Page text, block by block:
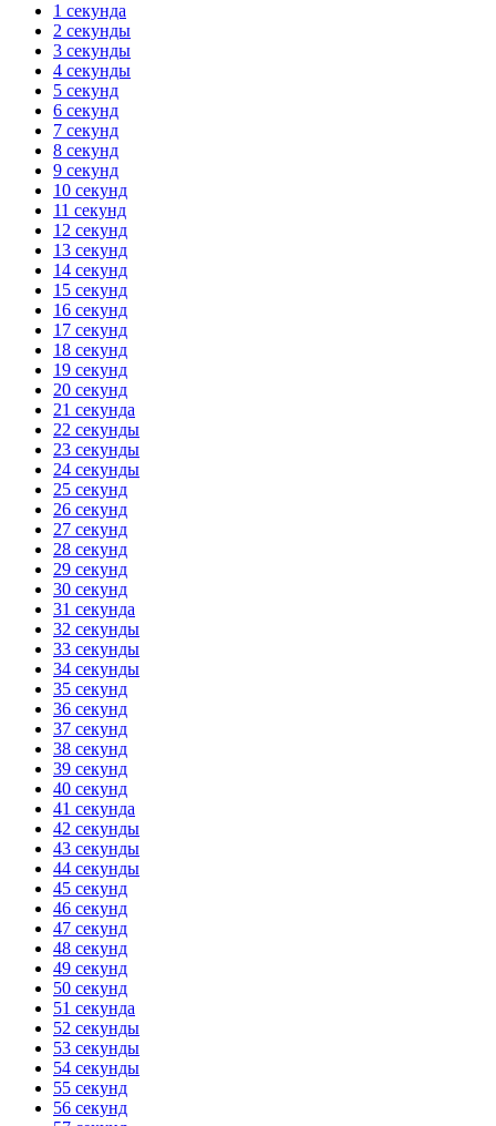
1 секунда
2 секунды
3 секунды
4 секунды
5 секунд
6 секунд
7 секунд
8 секунд
9 секунд
10 секунд
11 секунд
12 секунд
13 секунд
14 секунд
15 секунд
16 секунд
17 секунд
18 секунд
19 секунд
20 секунд
21 секунда
22 секунды
23 секунды
24 секунды
25 секунд
26 секунд
27 секунд
28 секунд
29 секунд
30 секунд
31 секунда
32 секунды
33 секунды
34 секунды
35 секунд
36 секунд
37 секунд
38 секунд
39 секунд
40 секунд
41 секунда
42 секунды
43 секунды
44 секунды
45 секунд
46 секунд
47 секунд
48 секунд
49 секунд
50 секунд
51 секунда
52 секунды
53 секунды
54 секунды
55 секунд
56 секунд